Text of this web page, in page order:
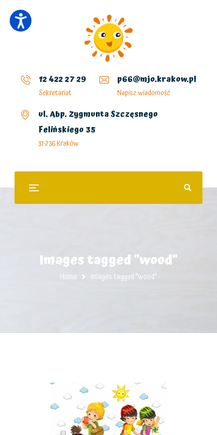
12 422 27 29
Sekretariat
p66@mjo.krakow.pl
Napisz wiadomość
ul. Abp. Zygmunta Szczęsnego
Felińskiego 35
31-236 Kraków
Images tagged "wood"
Home Images tagged "wood"